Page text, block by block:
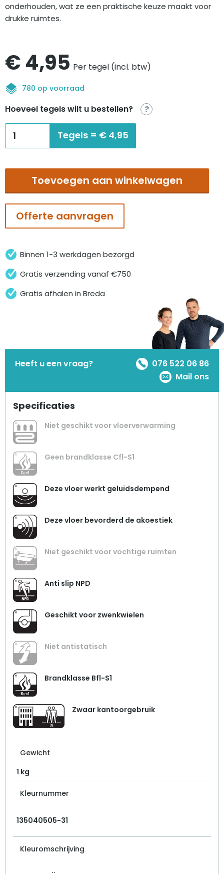
onderhouden, wat ze een praktische keuze maakt voor
drukke ruimtes.
€4,95 Per tegel (incl. btw)
780 op voorraad
Hoeveel tegels wilt u bestellen? ?
DG041
Tegels = € 4,95
Toevoegen aan winkelwagen
Offerte aanvragen
Binnen 1-3 werkdagen bezorgd
Gratis verzending vanaf €750
Gratis afhalen in Breda
Heeft u een vraag?
076 522 06 86
Mail ons
Specificaties
Niet geschikt voor vloerverwarming
Geen brandklasse Cfl-S1
Deze vloer werkt geluidsdempend
Deze vloer bevorderd de akoestiek
Niet geschikt voor vochtige ruimten
Anti slip NPD
Geschikt voor zwenkwielen
Niet antistatisch
Brandklasse Bfl-S1
Zwaar kantoorgebruik
Gewicht
1 kg
Kleurnummer
135040505-31
Kleuromschrijving